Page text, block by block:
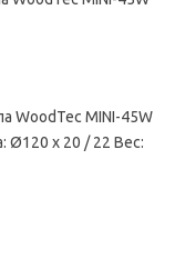
WoodTec MINI-45W
Ø120 x 20 / 22 Вес: